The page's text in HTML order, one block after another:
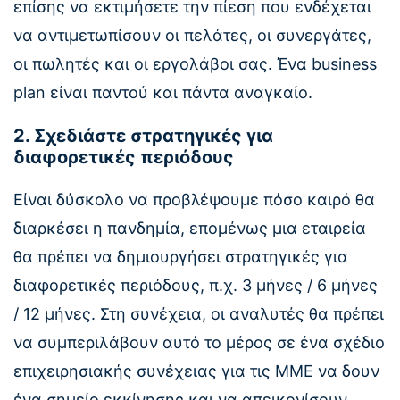
επίσης να εκτιμήσετε την πίεση που ενδέχεται
να αντιμετωπίσουν οι πελάτες, οι συνεργάτες,
οι πωλητές και οι εργολάβοι σας. Ένα business
plan είναι παντού και πάντα αναγκαίο.
2. Σχεδιάστε στρατηγικές για
διαφορετικές περιόδους
Είναι δύσκολο να προβλέψουμε πόσο καιρό θα
διαρκέσει η πανδημία, επομένως μια εταιρεία
θα πρέπει να δημιουργήσει στρατηγικές για
διαφορετικές περιόδους, π.χ. 3 μήνες / 6 μήνες
/ 12 μήνες. Στη συνέχεια, οι αναλυτές θα πρέπει
να συμπεριλάβουν αυτό το μέρος σε ένα σχέδιο
επιχειρησιακής συνέχειας για τις ΜΜΕ να δουν